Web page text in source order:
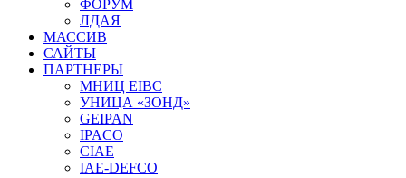
ФОРУМ
ЛДАЯ
МАССИВ
САЙТЫ
ПАРТНЕРЫ
МНИЦ EIBC
УНИЦА «ЗОНД»
GEIPAN
IPACO
CIAE
IAE-DEFCO